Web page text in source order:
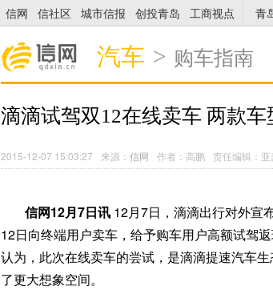
信网 信社区 城市信报 创投青岛 工商视点 青
汽车 > 购车指南
滴滴试驾双12在线卖车 两款
2015-12-07 15:03:27 来源： 信网 作者：高鹏 责任编辑：亚
信网12月7日讯 12月7日，滴滴出行对外宣
12日向终端用户卖车，给予购车用户高额试驾
认为，此次在线卖车的尝试，是滴滴提速汽车
了更大想象空间。